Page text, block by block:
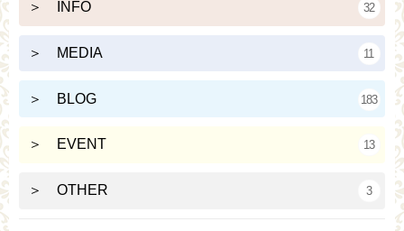
＞ INFO 32
＞ MEDIA 11
＞ BLOG 183
＞ EVENT 13
＞ OTHER 3